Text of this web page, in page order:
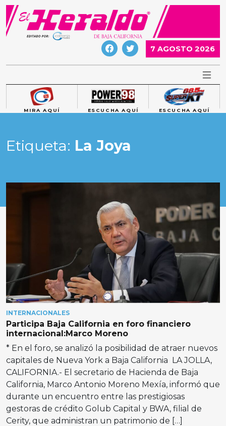
Skip
content
7 AGOSTO 2026
MIRA AQUÍ ESCUCHA AQUÍ ESCUCHA AQUÍ
Etiqueta: La Joya
INTERNACIONALES
Participa Baja California en foro financiero
internacional:Marco Moreno
* En el foro, se analizó la posibilidad de atraer nuevos
capitales de Nueva York a Baja California LA JOLLA,
CALIFORNIA.- El secretario de Hacienda de Baja
California, Marco Antonio Moreno Mexía, informó que
durante un encuentro entre las prestigiosas
gestoras de crédito Golub Capital y BWA, filial de
Cerity, que administran un patrimonio de […]